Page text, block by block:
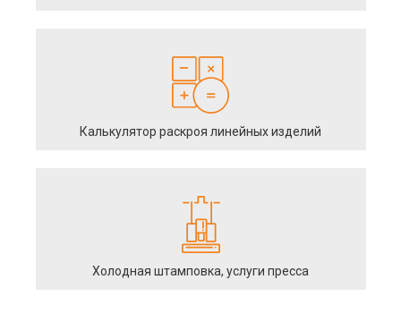
Калькулятор раскроя линейных изделий
Холодная штамповка, услуги пресса